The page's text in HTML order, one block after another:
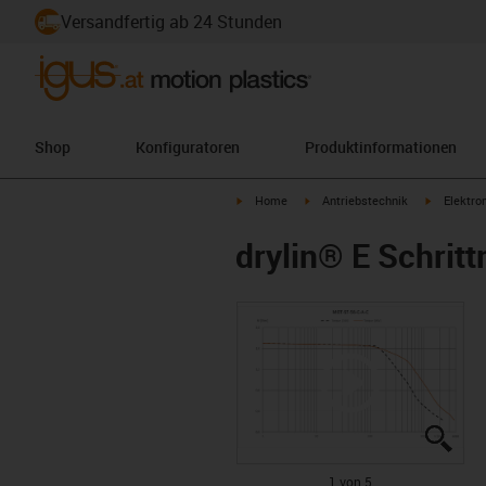
Versandfertig ab 24 Stunden
Shop Konfiguratoren Produktinformationen
igus-icon-arrow-right
Home igus-icon-arrow-right
Antriebstechnik igus-
drylin® E
1 von 5